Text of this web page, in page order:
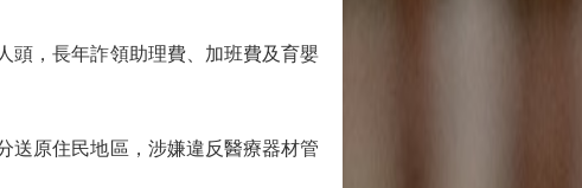
，長年詐領助理費、加班費及育嬰
原住民地區，涉嫌違反醫療器材管